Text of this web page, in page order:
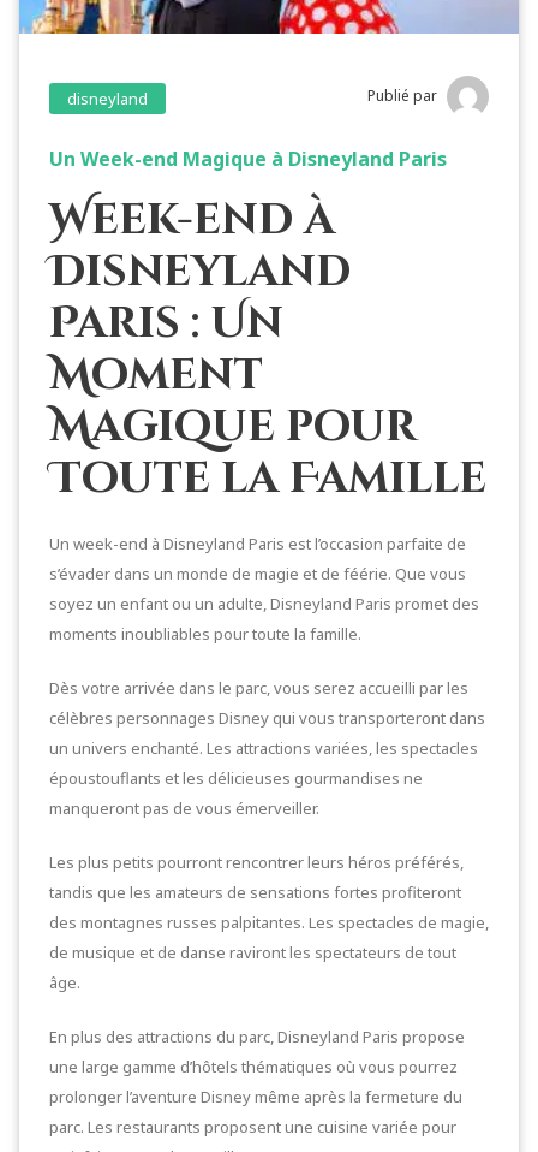
disneyland Publié par
Un Week-end Magique à Disneyland Paris
Week-end à
Disneyland
Paris : Un
Moment
Magique pour
Toute la Famille
Un week-end à Disneyland Paris est l’occasion parfaite de
s’évader dans un monde de magie et de féérie. Que vous
soyez un enfant ou un adulte, Disneyland Paris promet des
moments inoubliables pour toute la famille.
Dès votre arrivée dans le parc, vous serez accueilli par les
célèbres personnages Disney qui vous transporteront dans
un univers enchanté. Les attractions variées, les spectacles
époustouflants et les délicieuses gourmandises ne
manqueront pas de vous émerveiller.
Les plus petits pourront rencontrer leurs héros préférés,
tandis que les amateurs de sensations fortes profiteront
des montagnes russes palpitantes. Les spectacles de magie,
de musique et de danse raviront les spectateurs de tout
âge.
En plus des attractions du parc, Disneyland Paris propose
une large gamme d’hôtels thématiques où vous pourrez
prolonger l’aventure Disney même après la fermeture du
parc. Les restaurants proposent une cuisine variée pour